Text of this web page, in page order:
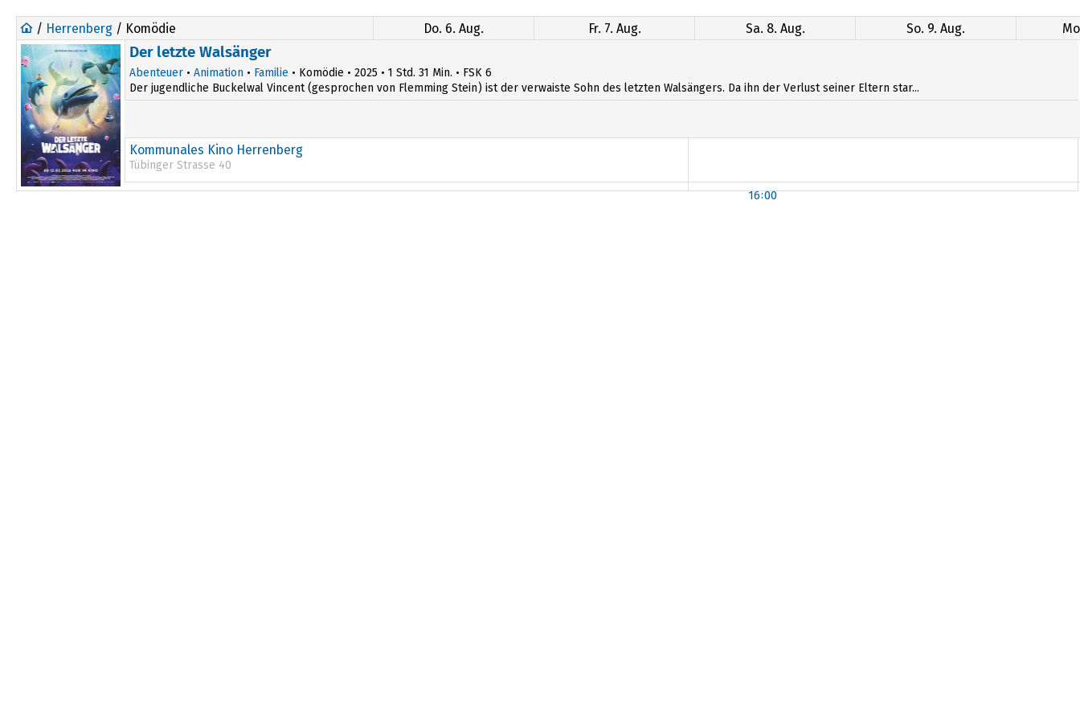
/ Herrenberg / Komödie Do. 6. Aug. Fr. 7. Aug. Sa. 8. Aug. So. 9. Aug.
Der letzte Walsänger
Abenteuer • Animation • Familie • Komödie • 2025 • 1 Std. 31 Min. • FSK 6
Der jugendliche Buckelwal Vincent (gesprochen von Flemming Stein) ist der verwaiste Sohn des letzten Walsängers. Da ihn der Verlust seiner Eltern star...
Kommunales Kino Herrenberg
Tübinger Strasse 40
16:00